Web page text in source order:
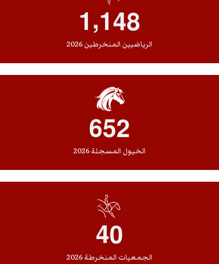
1,148
الرياضيين المنخرطين 2026
652
الخيول المسجلة 2026
40
الجمعيات المنخرطة 2026